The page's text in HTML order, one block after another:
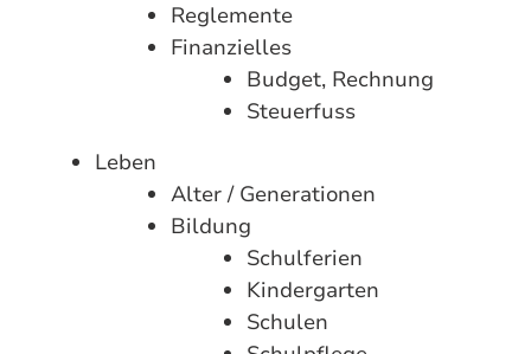
Reglemente
Finanzielles
Budget, Rechnung
Steuerfuss
Leben
Alter / Generationen
Bildung
Schulferien
Kindergarten
Schulen